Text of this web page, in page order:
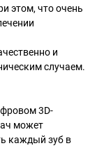
этом, что очень
и
случаем.
3D-
может
каждый зуб в